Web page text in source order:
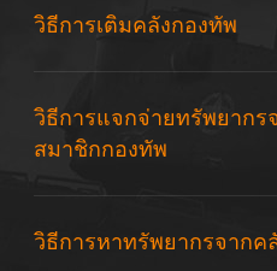
วิธีการเติมคลังกองทัพ
วิธีการแจกจ่ายทรัพยากร
สมาชิกกองทัพ
วิธีการหาทรัพยากรจากค